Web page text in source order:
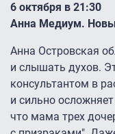
6 октября в 21:30
Анна Медиум.
Анна Островская
и слышать духов.
консультантом в
и сильно
что мама трех